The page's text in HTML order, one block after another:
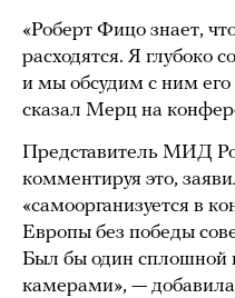
«Роберт Фицо знает,
расходятся. Я глубоко
и мы обсудим с ним
сказал Мерц на
Представитель МИД
комментируя это,
«самоорганизуется в
Европы без победы
Был бы один сплошной
камерами», —